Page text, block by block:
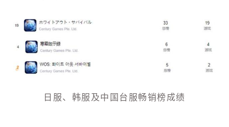
日服、韩服及中国台服畅销榜成绩